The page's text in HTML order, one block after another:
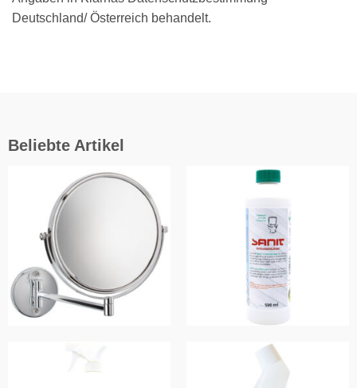
Deutschland/ Österreich behandelt.
Beliebte Artikel